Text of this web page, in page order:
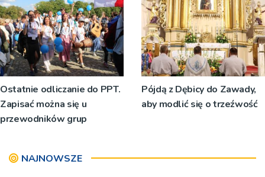
Ostatnie odliczanie do PPT.
Zapisać można się u
przewodników grup
Pójdą z Dębicy do Zawady,
aby modlić się o trzeźwość
NAJNOWSZE